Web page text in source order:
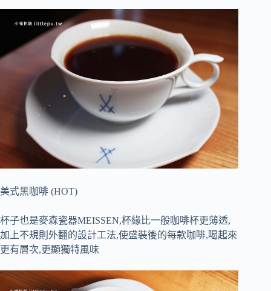
美式黑咖啡 (HOT)
杯子也是麥森瓷器MEISSEN,杯緣比一般咖啡杯更薄透,
加上不規則外翻的設計工法,使盛裝後的每款咖啡,喝起來
更有層次,更顯獨特風味